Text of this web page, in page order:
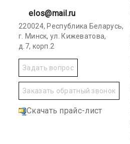
elos@mail.ru
220024, Республика Беларусь,
г. Минск, ул. Кижеватова,
д.7, корп.2
Задать вопрос
Заказать обратный звонок
Скачать прайс-лист